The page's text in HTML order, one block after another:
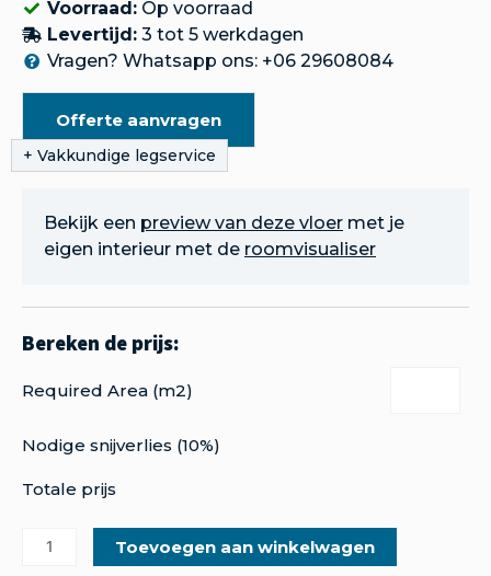
Voorraad:Op voorraad
Levertijd:3 tot 5 werkdagen
Vragen? Whatsapp ons: +06 29608084
Offerte aanvragen
Bekijk een preview van deze vloer met je
eigen interieur met de roomvisualiser
Required Area (m2)
Nodige snijverlies (10%)
Totale prijs
Toevoegen aan winkelwagen